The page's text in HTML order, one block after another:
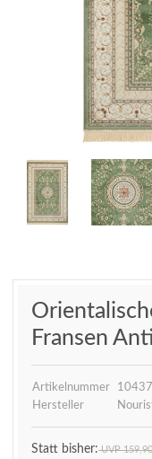
Fransen
Artikelnummer
Hersteller
UVP